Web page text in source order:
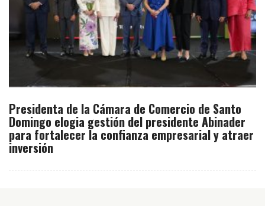
Presidenta de la Cámara de Comercio de Santo
Domingo elogia gestión del presidente Abinader
para fortalecer la confianza empresarial y atraer
inversión